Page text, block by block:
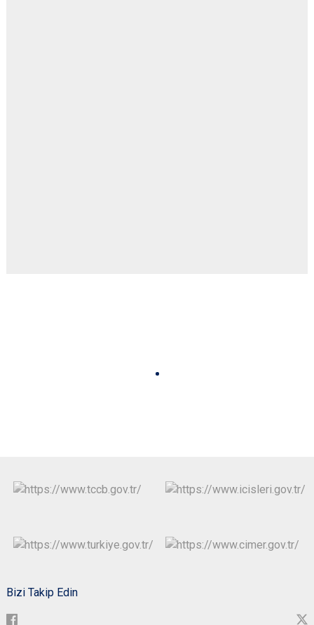
Bizi Takip Edin